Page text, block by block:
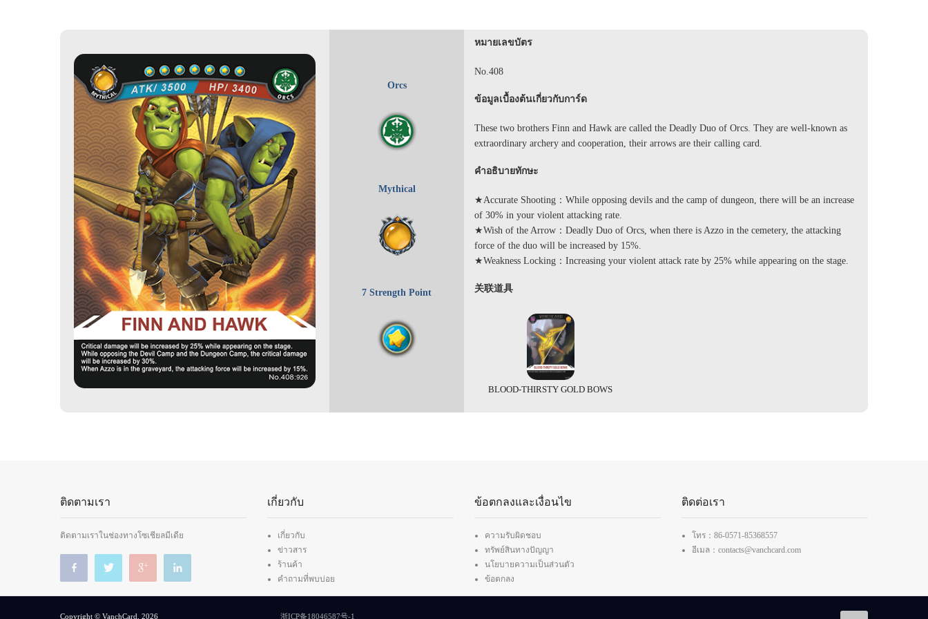
Orcs
Mythical
7 Strength Point
หมายเลขบัตร
No.408
ข้อมูลเบื้องต้นเกี่ยวกับการ์ด
These two brothers Finn and Hawk are called the Deadly Duo of Orcs. They are well-known as
extraordinary archery and cooperation, their arrows are their calling card.
คำอธิบายทักษะ
★Accurate Shooting：While opposing devils and the camp of dungeon, there will be an increase
of 30% in your violent attacking rate.
★Wish of the Arrow：Deadly Duo of Orcs, when there is Azzo in the cemetery, the attacking
force of the duo will be increased by 15%.
★Weakness Locking：Increasing your violent attack rate by 25% while appearing on the stage.
关联道具
BLOOD-THIRSTY GOLD BOWS
ติดตามเรา
ติดตามเราในช่องทางโซเชียลมีเดีย
เกี่ยวกับ
เกี่ยวกับ
ข่าวสาร
ร้านค้า
คำถามที่พบบ่อย
ข้อตกลงและเงื่อนไข
ความรับผิดชอบ
ทรัพย์สินทางปัญญา
นโยบายความเป็นส่วนตัว
ข้อตกลง
ติดต่อเรา
โทร：86-0571-85368557
อีเมล：contacts@vanchcard.com
Copyright © VanchCard, 2026 浙ICP备18046587号-1